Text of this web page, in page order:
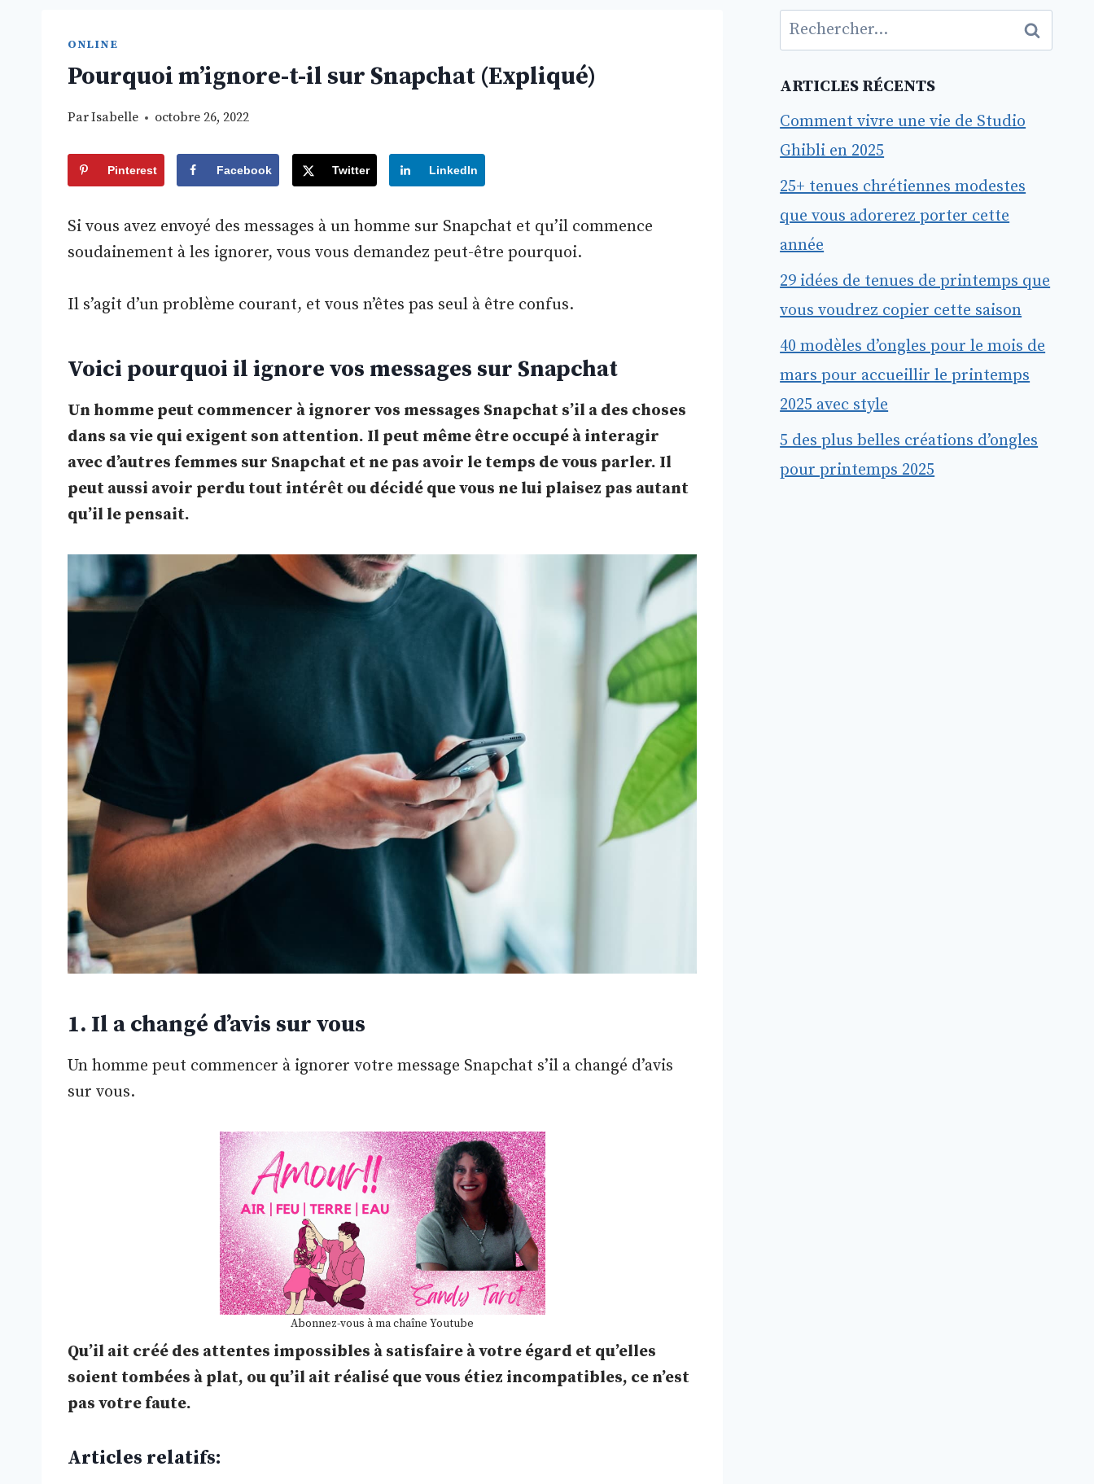
ONLINE
Pourquoi m’ignore-t-il sur Snapchat (Expliqué)
ParIsabelle octobre 26, 2022
Pinterest Facebook Twitter LinkedIn
Si vous avez envoyé des messages à un homme sur Snapchat et qu’il commence
soudainement à les ignorer, vous vous demandez peut-être pourquoi.
Il s’agit d’un problème courant, et vous n’êtes pas seul à être confus.
Voici pourquoi il ignore vos messages sur Snapchat
Un homme peut commencer à ignorer vos messages Snapchat s’il a des choses
dans sa vie qui exigent son attention. Il peut même être occupé à interagir
avec d’autres femmes sur Snapchat et ne pas avoir le temps de vous parler. Il
peut aussi avoir perdu tout intérêt ou décidé que vous ne lui plaisez pas autant
qu’il le pensait.
1. Il a changé d’avis sur vous
Un homme peut commencer à ignorer votre message Snapchat s’il a changé d’avis
sur vous.
Abonnez-vous à ma chaîne Youtube
Qu’il ait créé des attentes impossibles à satisfaire à votre égard et qu’elles
soient tombées à plat, ou qu’il ait réalisé que vous étiez incompatibles, ce n’est
pas votre faute.
Articles relatifs:
Rechercher :
ARTICLES RÉCENTS
Comment vivre une vie de Studio
Ghibli en 2025
25+ tenues chrétiennes modestes
que vous adorerez porter cette
année
29 idées de tenues de printemps que
vous voudrez copier cette saison
40 modèles d’ongles pour le mois de
mars pour accueillir le printemps
2025 avec style
5 des plus belles créations d’ongles
pour printemps 2025